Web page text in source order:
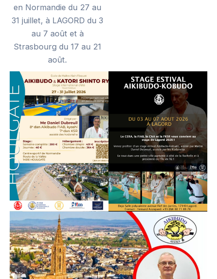
en Normandie du 27 au
31 juillet, à LAGORD du 3
au 7 août et à
Strasbourg du 17 au 21
août.